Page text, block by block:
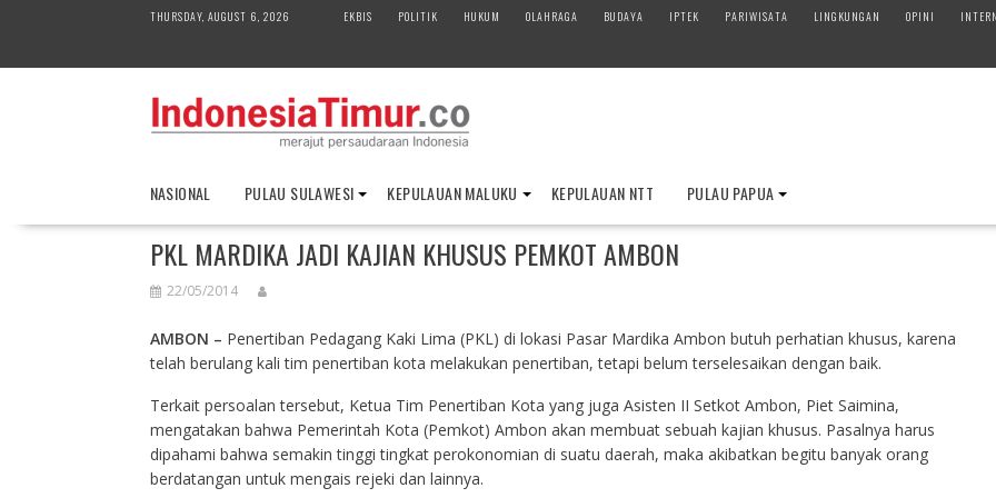
THURSDAY, AUGUST 6, 2026 EKBIS POLITIK HUKUM OLAHRAGA BUDAYA IPTEK PARIWISATA LINGKUNGAN OPINI
NASIONAL PULAU SULAWESI KEPULAUAN MALUKU KEPULAUAN NTT PULAU PAPUA
PKL MARDIKA JADI KAJIAN KHUSUS PEMKOT AMBON
22/05/2014
AMBON – Penertiban Pedagang Kaki Lima (PKL) di lokasi Pasar Mardika Ambon butuh perhatian khusus, karena
telah berulang kali tim penertiban kota melakukan penertiban, tetapi belum terselesaikan dengan baik.
Terkait persoalan tersebut, Ketua Tim Penertiban Kota yang juga Asisten II Setkot Ambon, Piet Saimina,
mengatakan bahwa Pemerintah Kota (Pemkot) Ambon akan membuat sebuah kajian khusus. Pasalnya harus
dipahami bahwa semakin tinggi tingkat perokonomian di suatu daerah, maka akibatkan begitu banyak orang
berdatangan untuk mengais rejeki dan lainnya.